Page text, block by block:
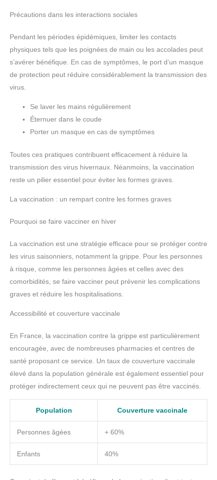
Précautions dans les interactions sociales
Pendant les périodes épidémiques, limiter les contacts
physiques tels que les poignées de main ou les accolades peut
s’avérer bénéfique. En cas de symptômes, le port d’un masque
de protection peut réduire considérablement la transmission des
virus.
Se laver les mains régulièrement
Éternuer dans le coude
Porter un masque en cas de symptômes
Toutes ces pratiques contribuent efficacement à réduire la
transmission des virus hivernaux. Néanmoins, la vaccination
reste un pilier essentiel pour éviter les formes graves.
La vaccination : un rempart contre les formes graves
Pourquoi se faire vacciner en hiver
La vaccination est une stratégie efficace pour se protéger contre
les virus saisonniers, notamment la grippe. Pour les personnes
à risque, comme les personnes âgées et celles avec des
comorbidités, se faire vacciner peut prévenir les complications
graves et réduire les hospitalisations.
Accessibilité et couverture vaccinale
En France, la vaccination contre la grippe est particulièrement
encouragée, avec de nombreuses pharmacies et centres de
santé proposant ce service. Un taux de couverture vaccinale
élevé dans la population générale est également essentiel pour
protéger indirectement ceux qui ne peuvent pas être vaccinés.
Population Couverture vaccinale
Personnes âgées + 60%
Enfants 40%